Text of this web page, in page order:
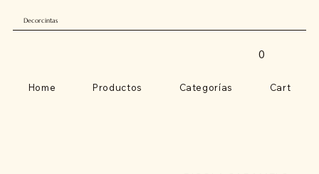
Decorcintas
Home Productos Categorías Cart
0